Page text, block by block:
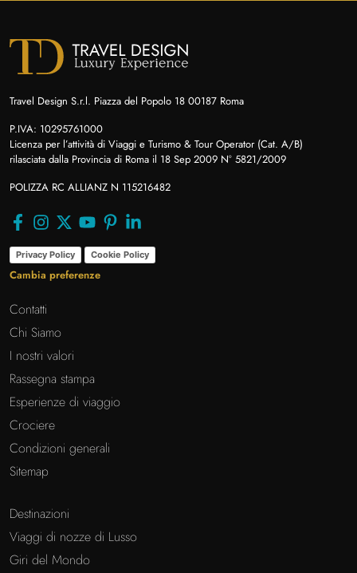
Travel Design S.r.l. Piazza del Popolo 18 00187 Roma
P.IVA: 10295761000
Licenza per l’attività di Viaggi e Turismo & Tour Operator (Cat. A/B)
rilasciata dalla Provincia di Roma il 18 Sep 2009 N° 5821/2009
POLIZZA RC ALLIANZ N 115216482
Privacy Policy Cookie Policy
Cambia preferenze
Contatti
Chi Siamo
I nostri valori
Rassegna stampa
Esperienze di viaggio
Crociere
Condizioni generali
Sitemap
Destinazioni
Viaggi di nozze di Lusso
Giri del Mondo